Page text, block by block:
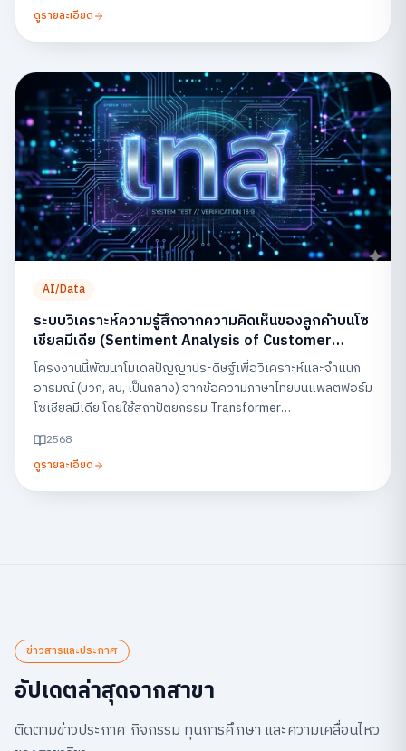
ดูรายละเอียด
AI/Data
ระบบวิเคราะห์ความรู้สึกจากความคิดเห็นของลูกค้าบนโซ
เชียลมีเดีย (Sentiment Analysis of Customer
Feedback on Social Media)
โครงงานนี้พัฒนาโมเดลปัญญาประดิษฐ์เพื่อวิเคราะห์และจำแนก
อารมณ์ (บวก, ลบ, เป็นกลาง) จากข้อความภาษาไทยบนแพลตฟอร์ม
โซเชียลมีเดีย โดยใช้สถาปัตยกรรม Transformer
ธุรกิจสามารถเข้าใจเสียงตอบรับของลูกค้าและนำไปปรับปรุง
บริการได้อย่างรวดเร็ว
2568
ดูรายละเอียด
ข่าวสารและประกาศ
อัปเดตล่าสุดจากสาขา
ติดตามข่าวประกาศ กิจกรรม ทุนการศึกษา และความเคลื่อนไหว